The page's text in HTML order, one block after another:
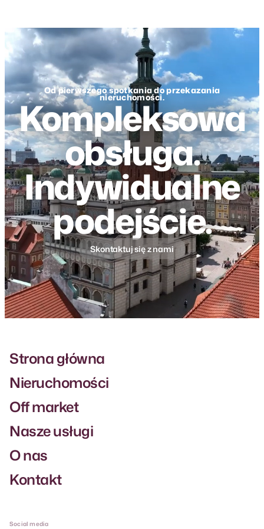
Od pierwszego spotkania do przekazania
nieruchomości.
Kompleksowa
obsługa.
Indywidualne
podejście.
Skontaktuj się z nami
Strona główna
Nieruchomości
Off market
Nasze usługi
O nas
Kontakt
Social media